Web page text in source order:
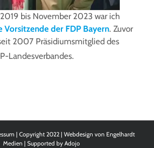
bis November 2023 war ich
Vorsitzende der FDP Bayern. Zuvor
2007 Präsidiumsmitglied des
Landesverbandes.
| Copyright 2022 | Webdesign von Engelhardt
Medien | Supported by Adojo